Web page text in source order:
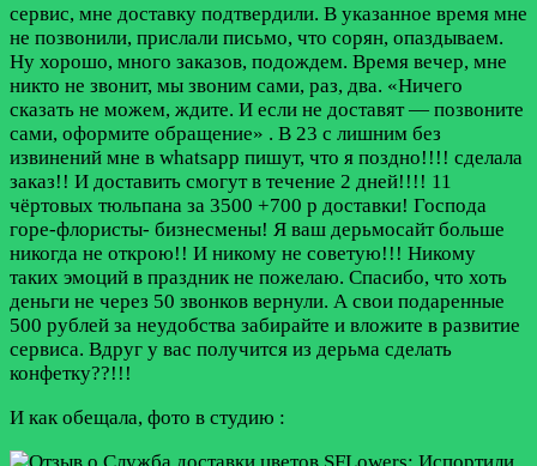
сервис, мне доставку подтвердили. В указанное время мне
не позвонили, прислали письмо, что сорян, опаздываем.
Ну хорошо, много заказов, подождем. Время вечер, мне
никто не звонит, мы звоним сами, раз, два. «Ничего
сказать не можем, ждите. И если не доставят — позвоните
сами, оформите обращение» . В 23 с лишним без
извинений мне в whatsapp пишут, что я поздно!!!! сделала
заказ!! И доставить смогут в течение 2 дней!!!! 11
чёртовых тюльпана за 3500 +700 р доставки! Господа
горе-флористы- бизнесмены! Я ваш дерьмосайт больше
никогда не открою!! И никому не советую!!! Никому
таких эмоций в праздник не пожелаю. Спасибо, что хоть
деньги не через 50 звонков вернули. А свои подаренные
500 рублей за неудобства забирайте и вложите в развитие
сервиса. Вдруг у вас получится из дерьма сделать
конфетку??!!!
И как обещала, фото в студию :